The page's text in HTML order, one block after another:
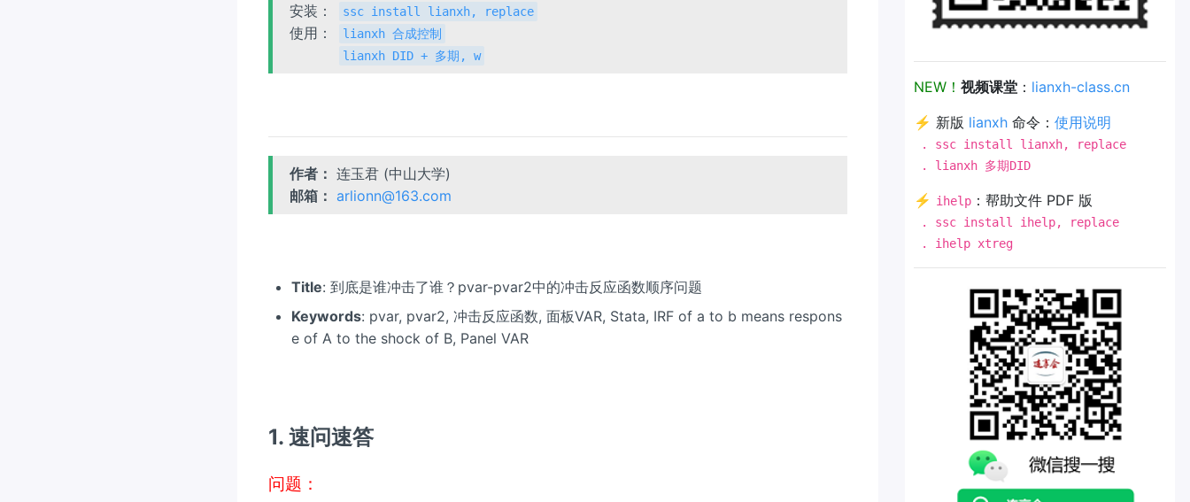
安装：
ssc install lianxh, replace
使用：
lianxh 合成控制
lianxh DID + 多期, w
作者： 连玉君 (中山大学)
邮箱： arlionn@163.com
Title: 到底是谁冲击了谁？pvar-pvar2中的冲击反应函数顺序问题
Keywords: pvar, pvar2, 冲击反应函数, 面板VAR, Stata, IRF of a to b means respons
e of A to the shock of B, Panel VAR
1. 速问速答
{\colo
问题：
NEW！ 视频课堂 ： lianxh-class.cn
⚡ 新版 lianxh 命令： 使用说明
. ssc install lianxh, replace
. lianxh 多期DID
⚡ ihelp ：帮助文件 PDF 版
. ssc install ihelp, replace
. ihelp xtreg